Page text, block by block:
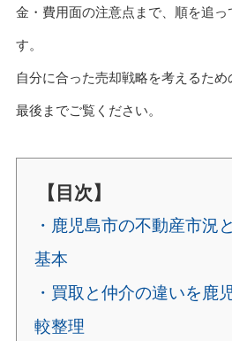
金・費用面の注意点まで、順を追っ
す。
自分に合った売却戦略を考えるた
最後までご覧ください。
【目次】
・鹿児島市の不動産市況
基本
・買取と仲介の違いを鹿
較整理